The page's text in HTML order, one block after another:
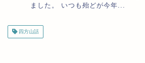
ました。 いつも殆どが今年...
四方山話